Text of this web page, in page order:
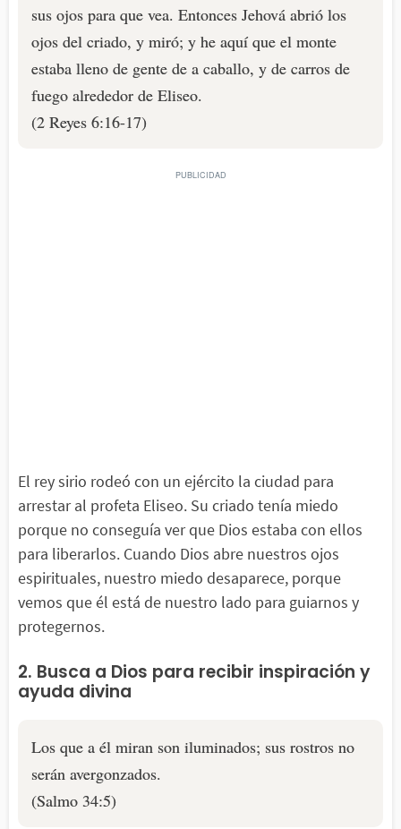
sus ojos para que vea. Entonces Jehová abrió los
ojos del criado, y miró; y he aquí que el monte
estaba lleno de gente de a caballo, y de carros de
fuego alrededor de Eliseo.
(2 Reyes 6:16-17)
El rey sirio rodeó con un ejército la ciudad para
arrestar al profeta Eliseo. Su criado tenía miedo
porque no conseguía ver que Dios estaba con ellos
para liberarlos. Cuando Dios abre nuestros ojos
espirituales, nuestro miedo desaparece, porque
vemos que él está de nuestro lado para guiarnos y
protegernos.
2. Busca a Dios para recibir inspiración y
ayuda divina
Los que a él miran son iluminados; sus rostros no
serán avergonzados.
(Salmo 34:5)